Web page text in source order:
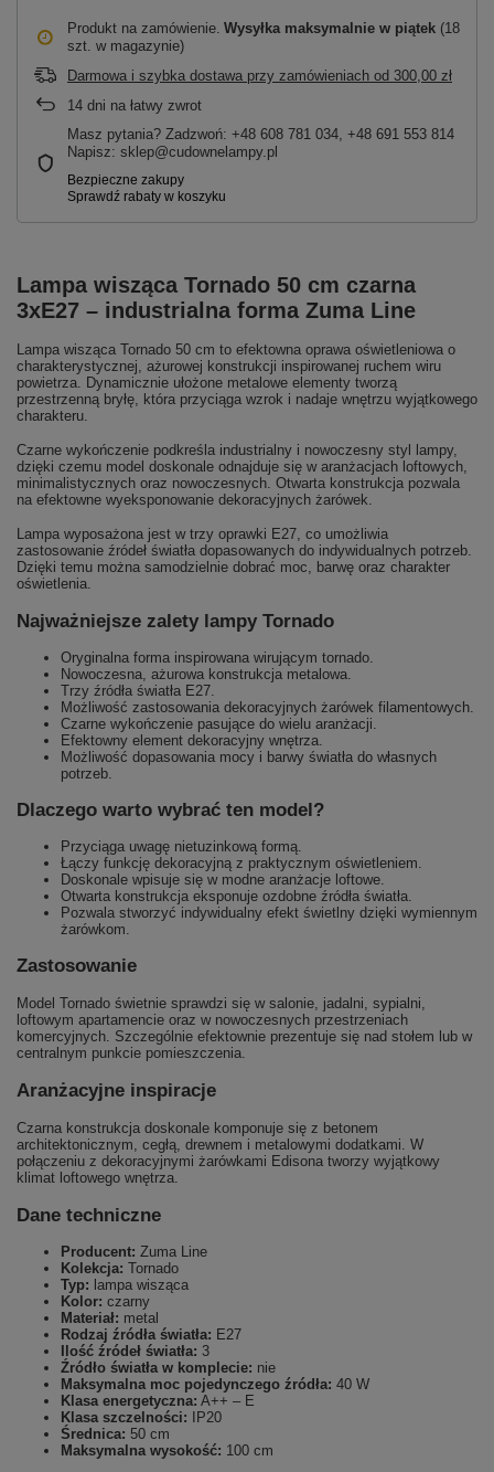
Produkt na zamówienie Wysyłka maksymalnie w piątek (18
szt. w magazynie)
Darmowa i szybka dostawa przy zamówieniach od 300,00 zł
14 dni na łatwy zwrot
Masz pytania? Zadzwoń: +48 608 781 034, +48 691 553 814
Napisz: sklep@cudownelampy.pl
Lampa wisząca Tornado 50 cm czarna
3xE27 – industrialna forma Zuma Line
Lampa wisząca Tornado 50 cm to efektowna oprawa oświetleniowa o
charakterystycznej, ażurowej konstrukcji inspirowanej ruchem wiru
powietrza. Dynamicznie ułożone metalowe elementy tworzą
przestrzenną bryłę, która przyciąga wzrok i nadaje wnętrzu wyjątkowego
charakteru.
Czarne wykończenie podkreśla industrialny i nowoczesny styl lampy,
dzięki czemu model doskonale odnajduje się w aranżacjach loftowych,
minimalistycznych oraz nowoczesnych. Otwarta konstrukcja pozwala
na efektowne wyeksponowanie dekoracyjnych żarówek.
Lampa wyposażona jest w trzy oprawki E27, co umożliwia
zastosowanie źródeł światła dopasowanych do indywidualnych potrzeb.
Dzięki temu można samodzielnie dobrać moc, barwę oraz charakter
oświetlenia.
Najważniejsze zalety lampy Tornado
Oryginalna forma inspirowana wirującym tornado.
Nowoczesna, ażurowa konstrukcja metalowa.
Trzy źródła światła E27.
Możliwość zastosowania dekoracyjnych żarówek filamentowych.
Czarne wykończenie pasujące do wielu aranżacji.
Efektowny element dekoracyjny wnętrza.
Możliwość dopasowania mocy i barwy światła do własnych
potrzeb.
Dlaczego warto wybrać ten model?
Przyciąga uwagę nietuzinkową formą.
Łączy funkcję dekoracyjną z praktycznym oświetleniem.
Doskonale wpisuje się w modne aranżacje loftowe.
Otwarta konstrukcja eksponuje ozdobne źródła światła.
Pozwala stworzyć indywidualny efekt świetlny dzięki wymiennym
żarówkom.
Zastosowanie
Model Tornado świetnie sprawdzi się w salonie, jadalni, sypialni,
loftowym apartamencie oraz w nowoczesnych przestrzeniach
komercyjnych. Szczególnie efektownie prezentuje się nad stołem lub w
centralnym punkcie pomieszczenia.
Aranżacyjne inspiracje
Czarna konstrukcja doskonale komponuje się z betonem
architektonicznym, cegłą, drewnem i metalowymi dodatkami. W
połączeniu z dekoracyjnymi żarówkami Edisona tworzy wyjątkowy
klimat loftowego wnętrza.
Dane techniczne
Producent: Zuma Line
Kolekcja: Tornado
Typ: lampa wisząca
Kolor: czarny
Materiał: metal
Rodzaj źródła światła: E27
Ilość źródeł światła: 3
Źródło światła w komplecie: nie
Maksymalna moc pojedynczego źródła: 40 W
Klasa energetyczna: A++ – E
Klasa szczelności: IP20
Średnica: 50 cm
Maksymalna wysokość: 100 cm